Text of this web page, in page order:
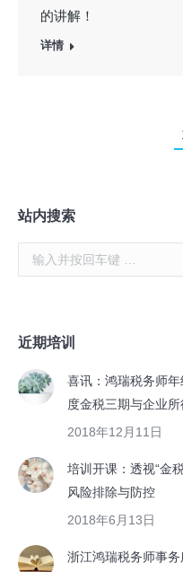
的讲解！
详情
站内搜索
Search:
近期培训
喜讯：鸿瑞税务师
度金税三期与企业
2018年12月11日
培训开课：透视“金
风险排除与防控
2018年6月13日
浙江鸿瑞税务师事